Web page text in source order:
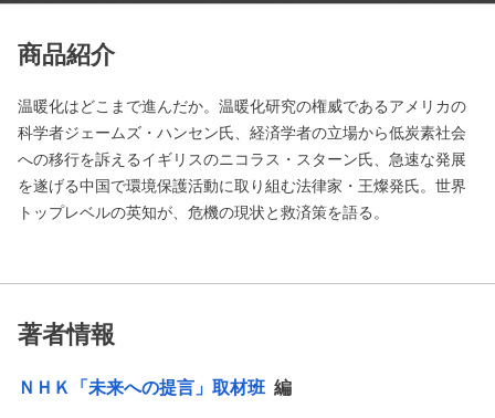
商品紹介
温暖化はどこまで進んだか。温暖化研究の権威であるアメリカの
科学者ジェームズ・ハンセン氏、経済学者の立場から低炭素社会
への移行を訴えるイギリスのニコラス・スターン氏、急速な発展
を遂げる中国で環境保護活動に取り組む法律家・王燦発氏。世界
トップレベルの英知が、危機の現状と救済策を語る。
著者情報
ＮＨＫ「未来への提言」取材班 編